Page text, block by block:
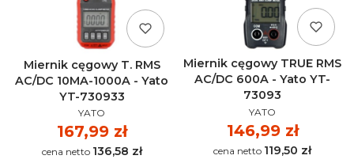
Miernik cęgowy T. RMS
AC/DC 10MA-1000A - Yato
YT-730933
PRODUCENT
YATO
Cena
167,99 zł
Cena 136,58 zł
Miernik cęgowy TRUE RMS
AC/DC 600A - Yato YT-
73093
PRODUCENT
YATO
Cena
146,99 zł
Cena 119,50 zł